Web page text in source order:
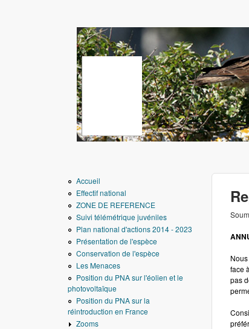
face
pas
Accueil
Effectif national
ZONE DE REFERENCE
Suivi télémétrique juvéniles
Plan national d'actions 2014 - 2023
Présentation de l'espèce
Conservation de l'espèce
Les Menaces
Position du PNA sur l'éolien et le
photovoltaïque
Position du PNA sur la
réintroduction en France
Zooms